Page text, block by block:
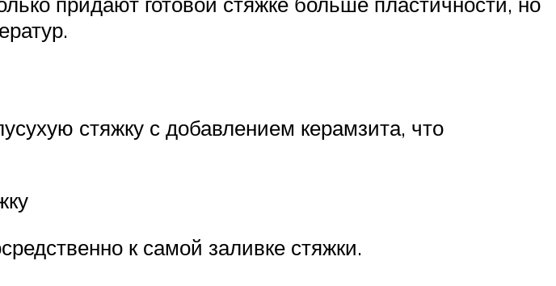
стяжку с добавлением керамзита, что
к самой заливке стяжки.